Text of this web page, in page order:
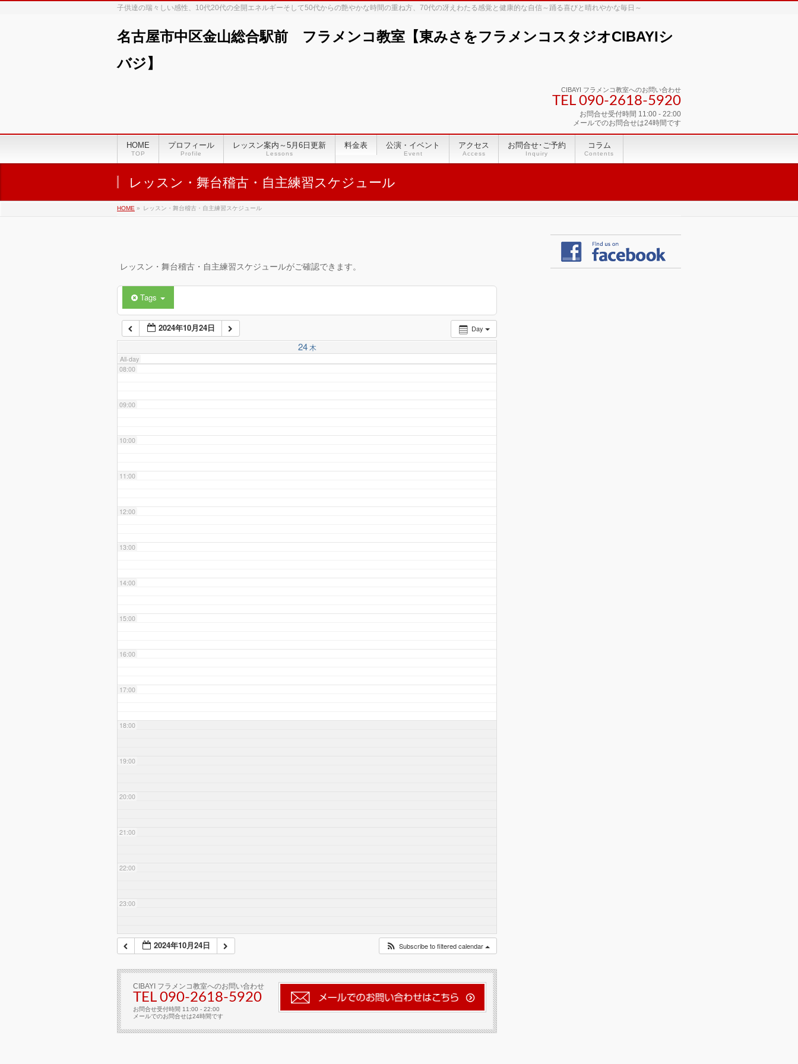
子供達の瑞々しい感性、10代20代の全開エネルギーそして50代からの艶やかな時間の重ね方、70代の冴えわたる感覚と健康的な自信～踊る喜びと晴れやかな毎日～
名古屋市中区金山総合駅前 フラメンコ教室【東みさをフラメンコスタジオCIBAYIシ
バジ】
CIBAYI フラメンコ教室へのお問い合わせ
TEL 090-2618‐5920
お問合せ受付時間 11:00 - 22:00
メールでのお問合せは24時間です
HOME
TOP
プロフィール
Profile
レッスン案内～5月6日更新
Lessons
料金表 公演・イベント
Event
アクセス
Access
お問合せ･ご予約
Inquiry
コラム
Contents
レッスン・舞台稽古・自主練習スケジュール
HOME » レッスン・舞台稽古・自主練習スケジュール
レッスン・舞台稽古・自主練習スケジュールがご確認できます。
Tags
Day
2024年10月24日
24 木
All-day
02:00
03:00
05:00
06:00
07:00
08:00
09:00
10:00
11:00
12:00
13:00
14:00
15:00
16:00
17:00
18:00
19:00
20:00
21:00
22:00
23:00
2024年10月24日 Subscribe to filtered calendar
CIBAYI フラメンコ教室へのお問い合わせ
TEL 090-2618‐5920
お問合せ受付時間 11:00 - 22:00
メールでのお問合せは24時間です